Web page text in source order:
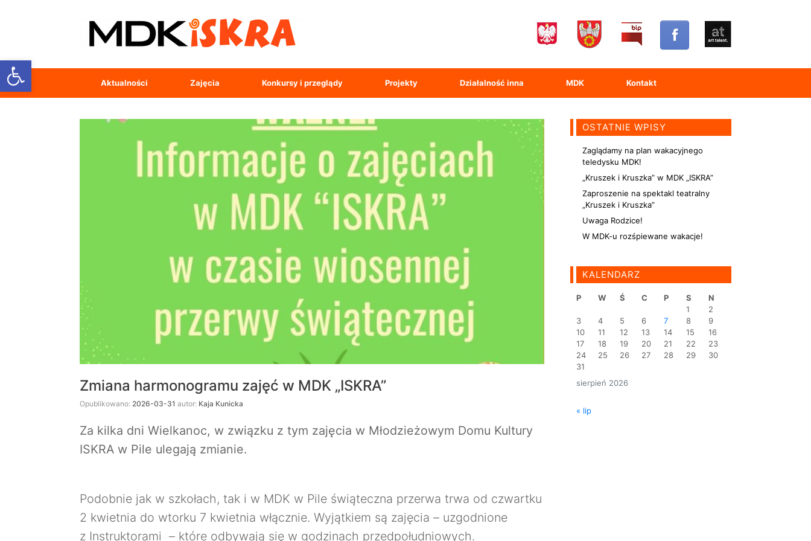
Open toolbar
Aktualności Zajęcia Konkursy i przeglądy Projekty Działalność inna MDK Kontakt
Zmiana harmonogramu zajęć w MDK „ISKRA”
Opublikowano: 2026-03-31 autor: Kaja Kunicka
Za kilka dni Wielkanoc, w związku z tym zajęcia w Młodzieżowym Domu Kultury
ISKRA w Pile ulegają zmianie.
Podobnie jak w szkołach, tak i w MDK w Pile świąteczna przerwa trwa od czwartku
2 kwietnia do wtorku 7 kwietnia włącznie. Wyjątkiem są zajęcia – uzgodnione
z Instruktorami – które odbywają się w godzinach przedpołudniowych.
OSTATNIE WPISY
Zaglądamy na plan wakacyjnego
teledysku MDK!
„Kruszek i Kruszka” w MDK „ISKRA”
Zaproszenie na spektakl teatralny
„Kruszek i Kruszka”
Uwaga Rodzice!
W MDK-u rozśpiewane wakacje!
KALENDARZ
sierpień 2026
P W Ś C P S
N
1
2
3
4 5 6 7 8
9
10
11 12 13 14 15
16
17
18 19 20 21 22
23
24
25 26 27 28 29
30
31
« lip